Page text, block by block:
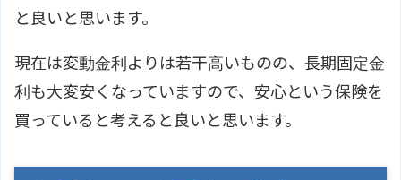
と良いと思います。
現在は変動金利よりは若干高いものの、長期固定金
利も大変安くなっていますので、安心という保険を
買っていると考えると良いと思います。